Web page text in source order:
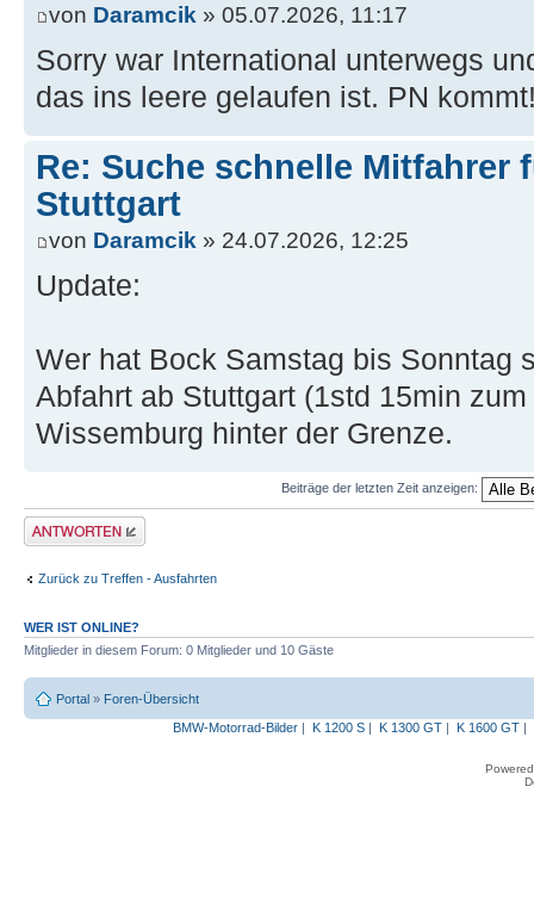
von Daramcik » 05.07.2026, 11:17
Sorry war International unterwegs
das ins leere gelaufen ist. PN
Re: Suche schnelle Mitfahrer
Stuttgart
von Daramcik » 24.07.2026, 12:25
Update:
Wer hat Bock Samstag bis Sonntag
Abfahrt ab Stuttgart (1std 15min
Wissemburg hinter der Grenze.
Beiträge der letzten Zeit anzeigen:
Antwort erstellen
Zurück zu Treffen - Ausfahrten
WER IST ONLINE?
Mitglieder in diesem Forum: 0 Mitglieder und 10 Gäste
Portal » Foren-Übersicht
BMW-Motorrad-Bilder| K 1200 S| K 1300 GT| K 1600 GT|